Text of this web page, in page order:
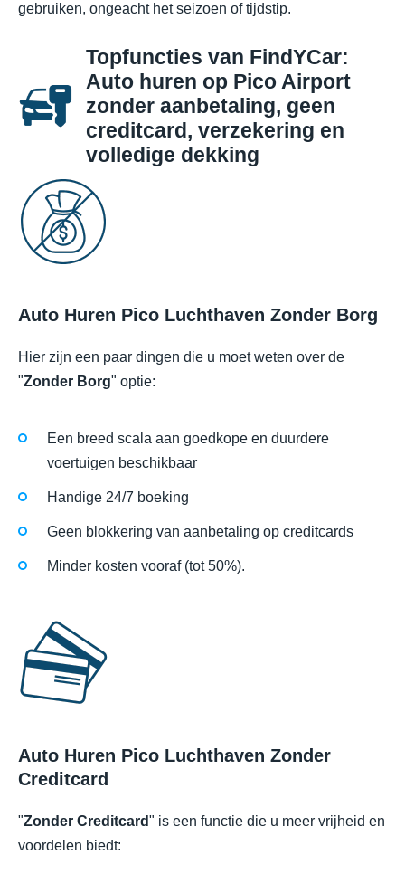
gebruiken, ongeacht het seizoen of tijdstip.
Topfuncties van FindYCar:
Auto huren op Pico Airport
zonder aanbetaling, geen
creditcard, verzekering en
volledige dekking
Auto Huren Pico Luchthaven Zonder Borg
Hier zijn een paar dingen die u moet weten over de
"Zonder Borg" optie:
Een breed scala aan goedkope en duurdere
voertuigen beschikbaar
Handige 24/7 boeking
Geen blokkering van aanbetaling op creditcards
Minder kosten vooraf (tot 50%).
Auto Huren Pico Luchthaven Zonder
Creditcard
"Zonder Creditcard" is een functie die u meer vrijheid en
voordelen biedt: